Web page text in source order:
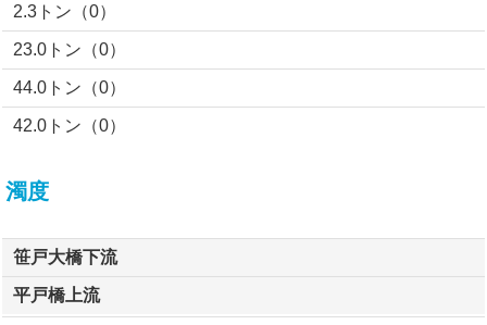
2.3トン（0）
23.0トン（0）
44.0トン（0）
42.0トン（0）
濁度
笹戸大橋下流
平戸橋上流